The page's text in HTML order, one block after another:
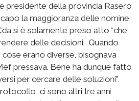
presidente della provincia Rasero
la maggioranza delle nomine
si è solamente preso atto “che
delle decisioni. Quando
erano diverse, bisognava
pressava. Bene ha dunque fatto
per cercare delle soluzioni”.
ci sono altri tre anni